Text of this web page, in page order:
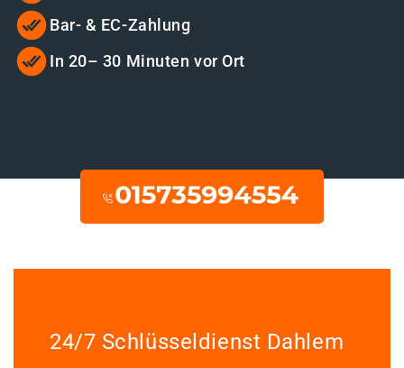
Bar- & EC-Zahlung
In 20– 30 Minuten vor Ort
24/7 Schlüsseldienst Dahlem